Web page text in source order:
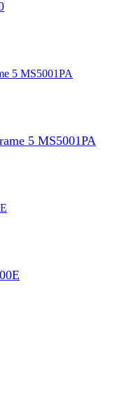
5 MS5001PA